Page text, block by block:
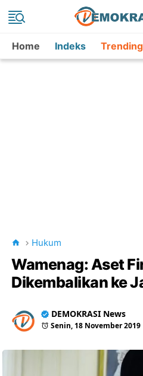
Home Indeks Trending
Hukum
Wamenag: Aset
Dikembalikan ke
DEMOKRASI News
Senin, 18 November 2019